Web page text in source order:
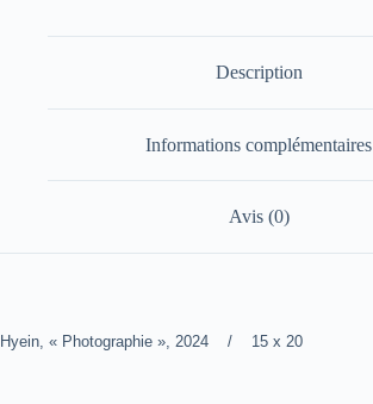
Description
Informations complémentaires
Avis (0)
Hyein, « Photographie », 2024 / 15 x 20